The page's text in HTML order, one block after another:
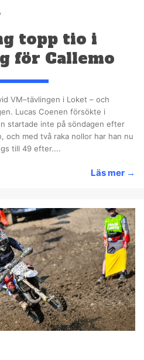
topp tio i
för Callemo
VM–tävlingen i Loket – och
Lucas Coenen försökte i
startade inte på söndagen efter
och med två raka nollor har han nu
till 49 efter....
Läs mer →